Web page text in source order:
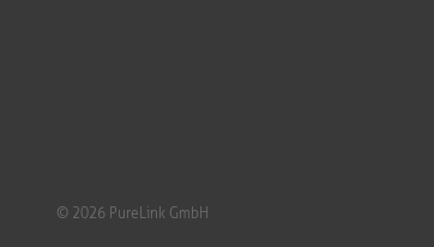
© 2026 PureLink GmbH